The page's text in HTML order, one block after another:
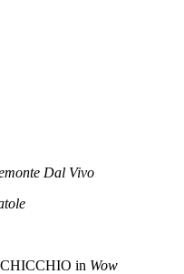
Dal Vivo
in Wow